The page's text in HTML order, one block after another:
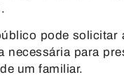
pode solicitar
necessária para
um familiar.